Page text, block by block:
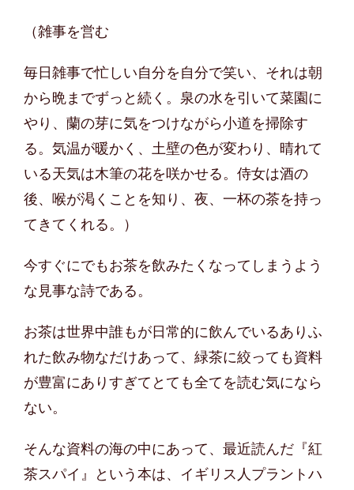
（雑事を営む
毎日雑事で忙しい自分を自分で笑い、それは朝
から晩までずっと続く。泉の水を引いて菜園に
やり、蘭の芽に気をつけながら小道を掃除す
る。気温が暖かく、土壁の色が変わり、晴れて
いる天気は木筆の花を咲かせる。侍女は酒の
後、喉が渇くことを知り、夜、一杯の茶を持っ
てきてくれる。）
今すぐにでもお茶を飲みたくなってしまうよう
な見事な詩である。
お茶は世界中誰もが日常的に飲んでいるありふ
れた飲み物なだけあって、緑茶に絞っても資料
が豊富にありすぎてとても全てを読む気になら
ない。
そんな資料の海の中にあって、最近読んだ『紅
茶スパイ』という本は、イギリス人プラントハ